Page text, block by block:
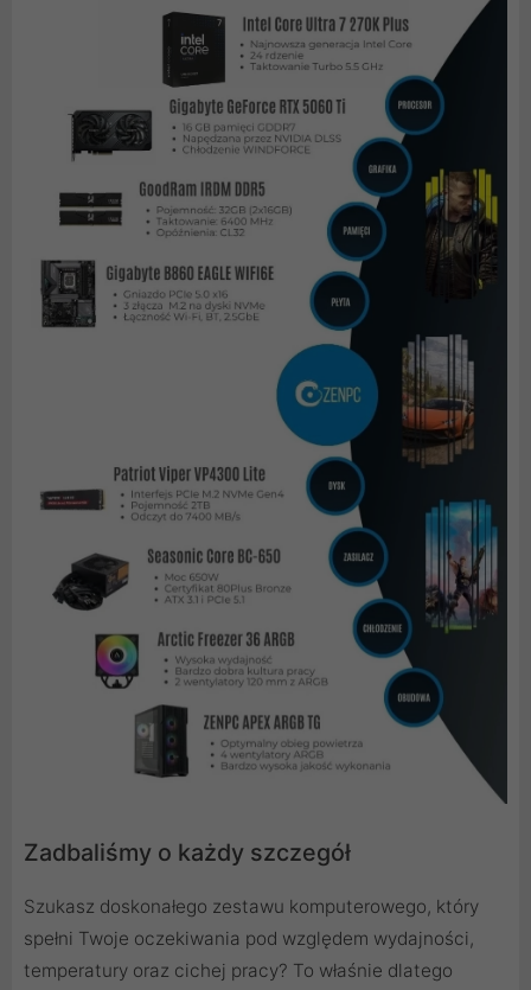
Zadbaliśmy o każdy szczegół
Szukasz doskonałego zestawu komputerowego, który
spełni Twoje oczekiwania pod względem wydajności,
temperatury oraz cichej pracy? To właśnie dlatego